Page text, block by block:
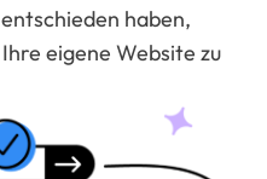
haben,
eigene Website zu